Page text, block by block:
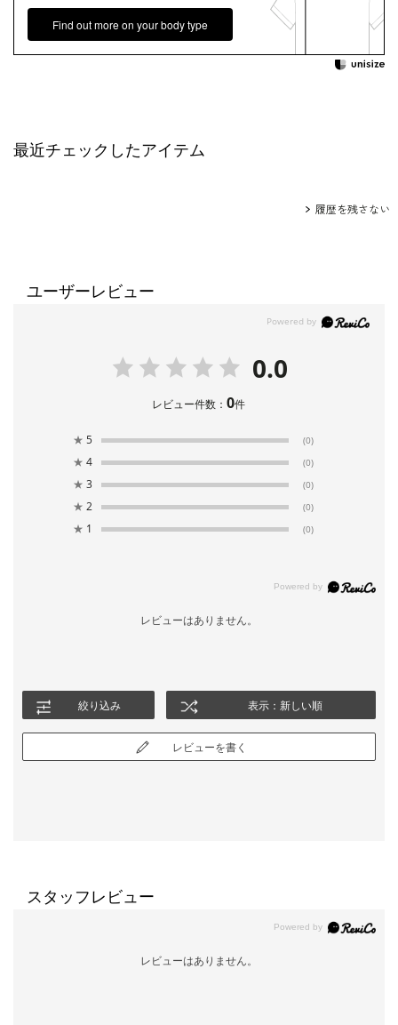
Find out more on your body type
最近チェックしたアイテム
履歴を残さない
ユーザーレビュー
0.0
レビュー件数：0件
★ 5 (0)
★ 4 (0)
★ 3 (0)
★ 2 (0)
★ 1 (0)
レビューはありません。
絞り込み 表示：新しい順
レビューを書く
スタッフレビュー
レビューはありません。